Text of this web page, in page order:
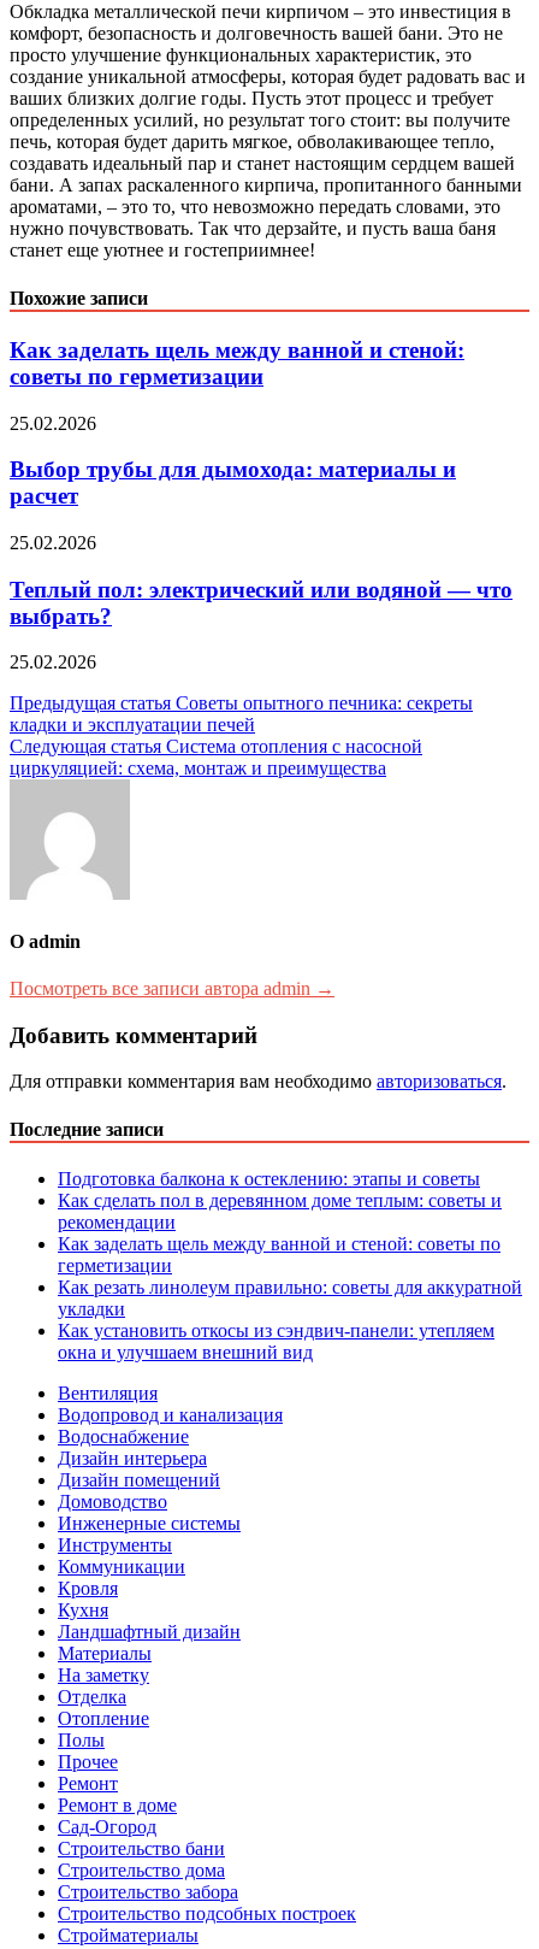
Обкладка металлической печи кирпичом – это инвестиция в
комфорт, безопасность и долговечность вашей бани. Это не
просто улучшение функциональных характеристик, это
создание уникальной атмосферы, которая будет радовать вас и
ваших близких долгие годы. Пусть этот процесс и требует
определенных усилий, но результат того стоит: вы получите
печь, которая будет дарить мягкое, обволакивающее тепло,
создавать идеальный пар и станет настоящим сердцем вашей
бани. А запах раскаленного кирпича, пропитанного банными
ароматами, – это то, что невозможно передать словами, это
нужно почувствовать. Так что дерзайте, и пусть ваша баня
станет еще уютнее и гостеприимнее!
Похожие записи
Как заделать щель между ванной и стеной:
советы по герметизации
25.02.2026
Выбор трубы для дымохода: материалы и
расчет
25.02.2026
Теплый пол: электрический или водяной — что
выбрать?
25.02.2026
Навигация
по
записям
Предыдущая статья Советы опытного печника: секреты
кладки и эксплуатации печей
Следующая статья Система отопления с насосной
циркуляцией: схема, монтаж и преимущества
О admin
Посмотреть все записи автора admin →
Добавить комментарий
Для отправки комментария вам необходимо авторизоваться.
Последние записи
Подготовка балкона к остеклению: этапы и советы
Как сделать пол в деревянном доме теплым: советы и
рекомендации
Как заделать щель между ванной и стеной: советы по
герметизации
Как резать линолеум правильно: советы для аккуратной
укладки
Как установить откосы из сэндвич-панели: утепляем
окна и улучшаем внешний вид
Вентиляция
Водопровод и канализация
Водоснабжение
Дизайн интерьера
Дизайн помещений
Домоводство
Инженерные системы
Инструменты
Коммуникации
Кровля
Кухня
Ландшафтный дизайн
Материалы
На заметку
Отделка
Отопление
Полы
Прочее
Ремонт
Ремонт в доме
Сад-Огород
Строительство бани
Строительство дома
Строительство забора
Строительство подсобных построек
Стройматериалы